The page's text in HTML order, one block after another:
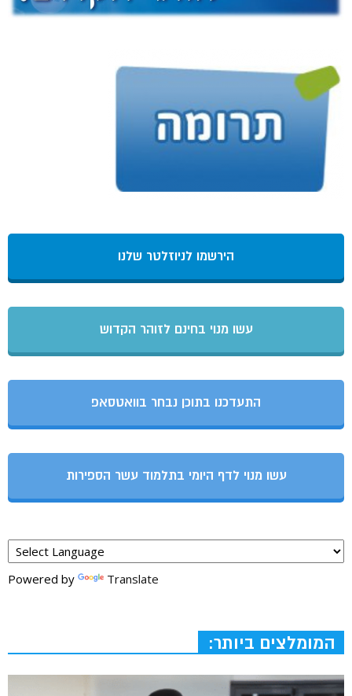
הירשמו לניוזלטר שלנו
עשו מנוי בחינם לזוהר הקדוש
התעדכנו בתוכן נבחר בוואטסאפ
עשו מנוי לדף היומי בתלמוד עשר הספירות
Powered by Translate
המומלצים ביותר: